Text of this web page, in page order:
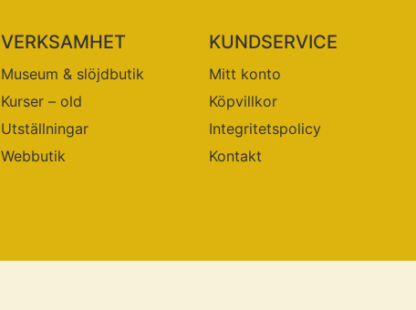
VERKSAMHET
Museum & slöjdbutik
Kurser – old
Utställningar
Webbutik
KUNDSERVICE
Mitt konto
Köpvillkor
Integritetspolicy
Kontakt